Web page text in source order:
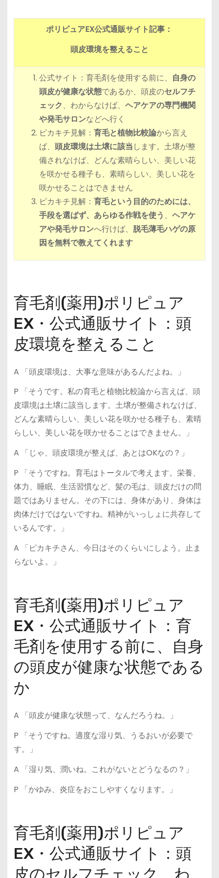
ポリピュアEX公式通販サイト記事：
頭皮環境を整えること
公式サイト：育毛剤を使用する前に、 自身の
頭皮が健康な状態であるか、頭皮のセルフチ
ェック、わからなけば、 ヘアケアの専門機関
や発毛サロンなどへ行く
ピカキチ見解： 育毛と植物比較論から言え
ば、 頭皮環境は土壌に該当します。土壌が整
備されなけば、どんな素晴らしい、美しい花
を咲かせる種子も、素晴らしい、美しい花を
咲かせることはできません
ピカキチ見解： 育毛という目的のためには、
手段を選ばず、あらゆる作戦を使う 、 ヘアケ
アや発毛サロンへ行けば、 脱毛薄毛ハゲの原
因を無料で教えてくれます
育毛剤(薬用)ポリピュア
EX・公式通販サイト：頭
皮環境を整えること
A 「頭皮環境は、大事な意味があるんだよね。」
P 「そうです。私の育毛と植物比較論から言えば、頭
皮環境は土壌に該当します。土壌が整備されなけば、
どんな素晴らしい、美しい花を咲かせる種子も、素晴
らしい、美しい花を咲かせることはできません。」
A 「じゃ、頭皮環境が整えば、あとはOKなの？」
P 「そうですね。育毛はトータルで考えます。栄養、
体力、睡眠、生活習慣など、髪の毛は、頭皮だけの問
題ではありません。その下には、身体があり、身体は
肉体だけではないですね。精神がいっしょに共存して
いるんです。」
A 「ピカキチさん、今日はそのくらいにしよう。止ま
らないよ。」
育毛剤(薬用)ポリピュア
EX・公式通販サイト：育
毛剤を使用する前に、自身
の頭皮が健康な状態である
か
A 「頭皮が健康な状態って、なんだろうね。」
P 「そうですね。適度な湿り気、うるおいが必要で
す。」
A 「湿り気、潤いね。これがないとどうなるの？」
P 「かゆみ、炎症をおこしやすくなります。」
育毛剤(薬用)ポリピュア
EX・公式通販サイト：頭
皮のセルフチェック、わ